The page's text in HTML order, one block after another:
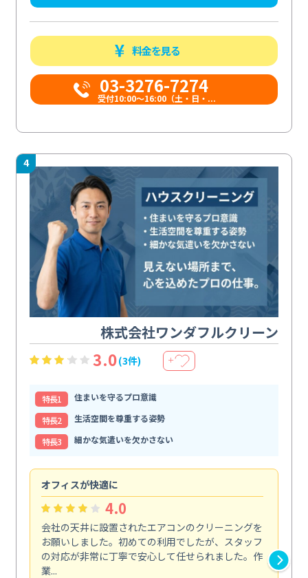
料金を見る
03-3276-7274
受付10:00〜16:00（土・日・...
4
株式会社ワンダフルクリーン
3.0(3件) ＋
特⻑1
住まいを守るプロ意識
特⻑2
生活空間を尊重する姿勢
特⻑3
細かな気遣いを欠かさない
オフィスが快適に
4.0
会社の天井に設置されたエアコンのクリーニングを
お願いしました。初めての利用でしたが、スタッフ
の対応が非常に丁寧で安心して任せられました。作
業...